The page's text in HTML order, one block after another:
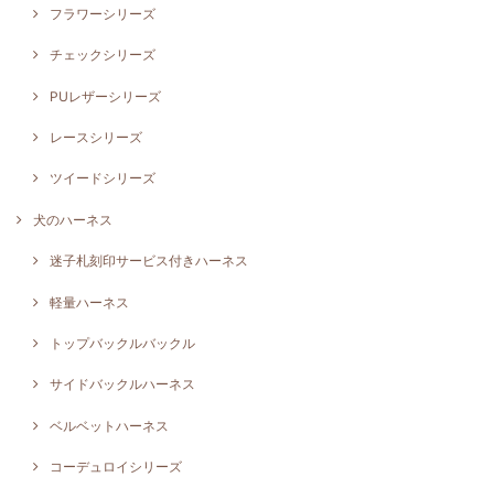
フラワーシリーズ
チェックシリーズ
PUレザーシリーズ
レースシリーズ
ツイードシリーズ
犬のハーネス
迷子札刻印サービス付きハーネス
軽量ハーネス
トップバックルバックル
サイドバックルハーネス
ベルベットハーネス
コーデュロイシリーズ